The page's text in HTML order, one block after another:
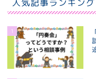
人気記事ランキング
1